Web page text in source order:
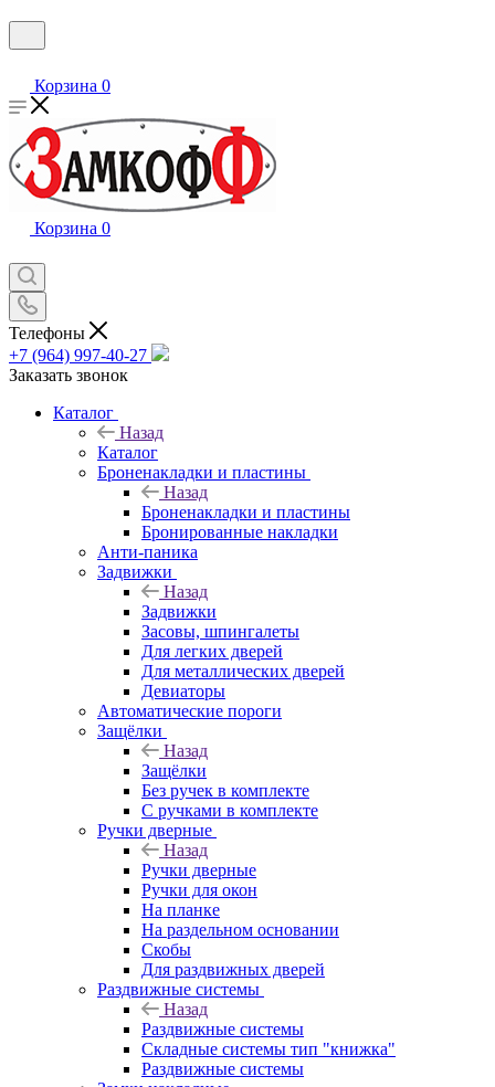
Корзина 0
Корзина 0
Телефоны
+7 (964) 997-40-27
Заказать звонок
Каталог
Назад
Каталог
Броненакладки и пластины
Назад
Броненакладки и пластины
Бронированные накладки
Анти-паника
Задвижки
Назад
Задвижки
Засовы, шпингалеты
Для легких дверей
Для металлических дверей
Девиаторы
Автоматические пороги
Защёлки
Назад
Защёлки
Без ручек в комплекте
С ручками в комплекте
Ручки дверные
Назад
Ручки дверные
Ручки для окон
На планке
На раздельном основании
Скобы
Для раздвижных дверей
Раздвижные системы
Назад
Раздвижные системы
Складные системы тип "книжка"
Раздвижные системы